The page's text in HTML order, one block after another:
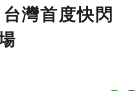
灣首度快閃